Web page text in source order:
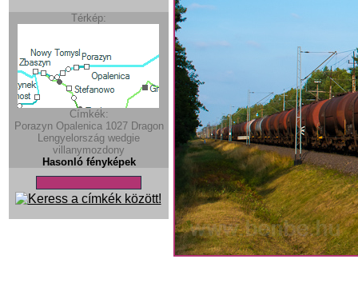
Térkép:
Címkék:
Porazyn Opalenica 1027 Dragon
Lengyelország wedgie
villanymozdony
Hasonló fényképek